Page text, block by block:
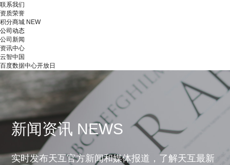
联系我们
资质荣誉
积分商城 NEW
公司动态
公司新闻
资讯中心
云智中国
百度数据中心开放日
新闻资讯 NEWS
实时发布天互官方新闻和媒体报道，了解天互最新